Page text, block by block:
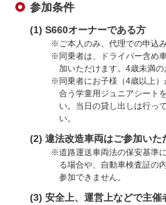
参加条件
(1) S660オーナーである方
※ご本人のみ、代理での申込
※同乗者は、ドライバー含め
加いただけます。4歳未満の
※同乗者にお子様（4歳以上
合う学童用ジュニアシート
い。当日の貸し出しは行っ
い。
(2) 違法改造車両はご参加いた
※道路運送車両法の保安基準
る場合や、自動車検査証の
参加できません。
(3) 安全上、運営上などで主